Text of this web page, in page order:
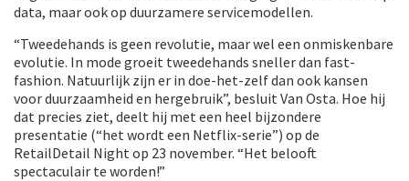
data, maar ook op duurzamere servicemodellen.
“Tweedehands is geen revolutie, maar wel een onmiskenbare
evolutie. In mode groeit tweedehands sneller dan fast-
fashion. Natuurlijk zijn er in doe-het-zelf dan ook kansen
voor duurzaamheid en hergebruik”, besluit Van Osta. Hoe hij
dat precies ziet, deelt hij met een heel bijzondere
presentatie (“het wordt een Netflix-serie”) op de
RetailDetail Night op 23 november. “Het belooft
spectaculair te worden!”